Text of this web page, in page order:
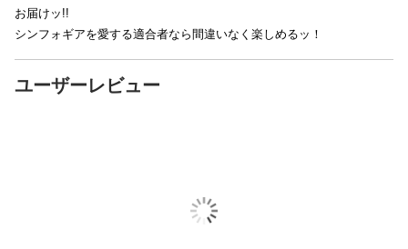
お届けッ!!
シンフォギアを愛する適合者なら間違いなく楽しめるッ！
ユーザーレビュー